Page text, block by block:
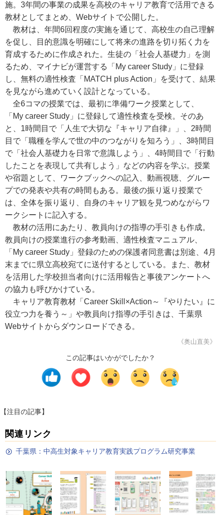
施。3年間の事業の成果を高校のキャリア教育で活用できる
教材としてまとめ、Webサイトで公開した。
教材は、年間6回程度の実施を通じて、高校生の自己理解
を促し、目的意識を明確にして将来の進路を切り拓く力を
育成するために作成された。生徒の「社会人基礎力」を測
るため、マイナビが運営する「My career Study」に登録
し、無料の適性検査「MATCH plus Action」を受けて、結果
を見ながら進めていく設計となっている。
全6コマの授業では、最初に準備ワーク授業として、
「My career Study」に登録して適性検査を受検。そのあ
と、1時間目で「人生で大切な『キャリア自律』」、2時間
目で「職種を学んで世の中のつながりを知ろう」、3時間目
で「社会人基礎力を日常で意識しよう」、4時間目で「行動
したことを表現して共有しよう」などの内容を学ぶ。授業
や宿題として、ワークブックへの記入、動画視聴、グルー
プでの発表や共有の時間もある。最後の振り返り授業で
は、全体を振り返り、自身のキャリア観を見つめながらワ
ークシートに記入する。
教材の活用にあたり、教員向けの指導の手引きも作成。
教員向けの授業進行の参考動画、適性検査マニュアル、
「My career Study」登録のための保護者同意書は別途、4月
末までに県立高校宛てに送付するとしている。また、教材
を活用した学校担当者向けに活用報告と事後アンケートへ
の協力も呼びかけている。
キャリア教育教材「Career Skill×Action～『やりたい』に
役立つ力を養う～」や教員向け指導の手引きは、千葉県
Webサイトからダウンロードできる。
《奥山直美》
この記事はいかがでしたか？
【注目の記事】
関連リンク
千葉県：中高生対象キャリア教育実践プログラム研究事業